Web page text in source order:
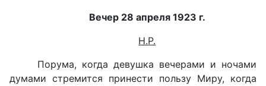
Вечер 28 апреля 1923 г.
Н.Р.
Порума, когда девушка вечерами и ночами
думами стремится принести пользу Миру, когда